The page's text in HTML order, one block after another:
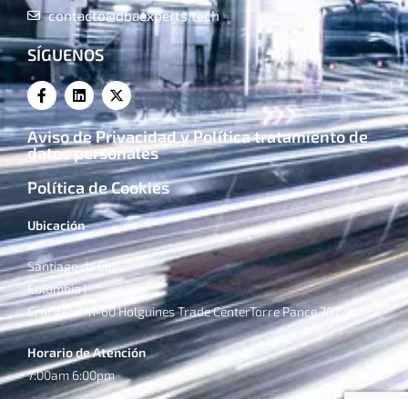
contacto@dbaexperts.tech
SÍGUENOS
Aviso de Privacidad y Política tratamiento de
datos personales
Política de Cookies
Ubicación
Santiago de Cali
Colombia |
Cra. 100 # 11-60 Holguines Trade CenterTorre Pance 707
Horario de Atención
7:00am 6:00pm